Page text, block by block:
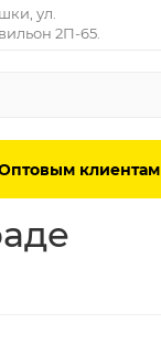
ул.
2П-65.
клиентам